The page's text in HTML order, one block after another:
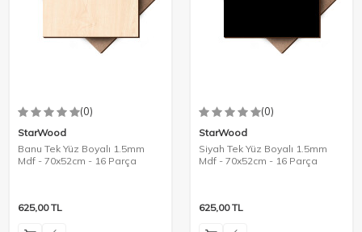
(0)
StarWood
Banu Tek Yüz Boyalı 1.5mm
Mdf - 70x52cm - 16 Parça
625,00TL
(0)
StarWood
Siyah Tek Yüz Boyalı 1.5mm
Mdf - 70x52cm - 16 Parça
625,00TL